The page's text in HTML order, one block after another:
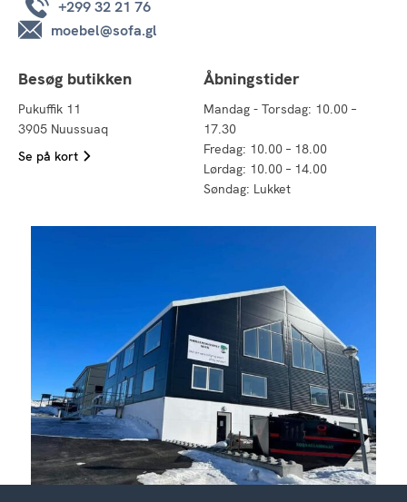
+299 32 21 76
moebel@sofa.gl
Besøg butikken
Pukuffik 11
3905 Nuussuaq
Se på kort
Åbningstider
Mandag - Torsdag: 10.00 –
17.30
Fredag: 10.00 – 18.00
Lørdag: 10.00 – 14.00
Søndag: Lukket